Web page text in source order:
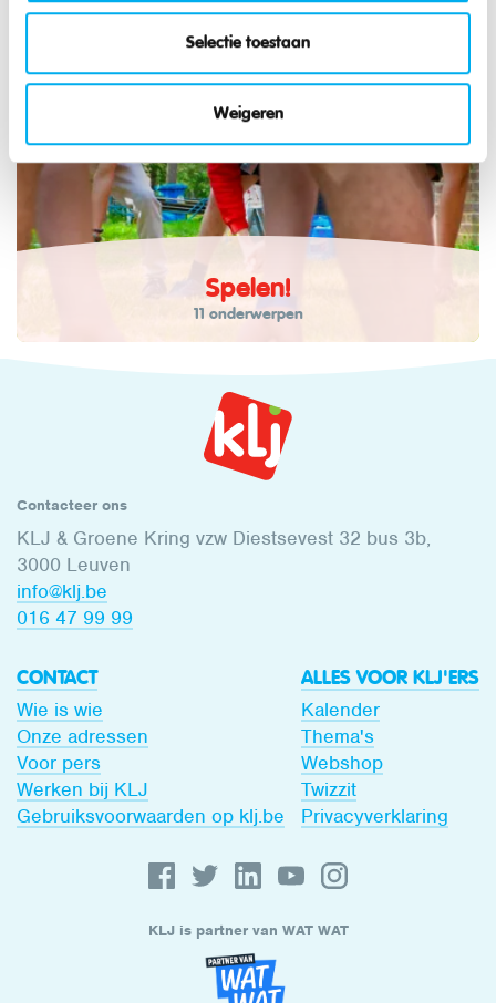
Selectie toestaan
Weigeren
Spelen!
11 onderwerpen
Contacteer ons
KLJ & Groene Kring vzw Diestsevest 32 bus 3b,
3000 Leuven
info@klj.be​
016 47 99 99
CONTACT
Wie is wie
Onze adressen
Voor pers
Werken bij KLJ
Gebruiksvoorwaarden op klj.be
ALLES VOOR KLJ'ERS
Kalender
Thema's
Webshop
Twizzit
Privacyverklaring
KLJ is partner van WAT WAT